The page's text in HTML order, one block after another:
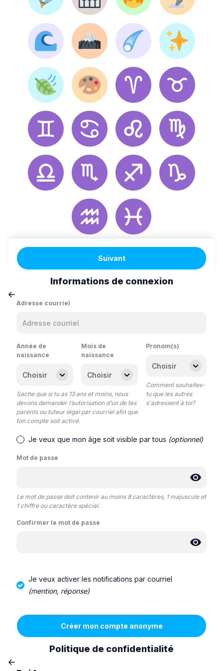
Suivant
Informations de connexion
Adresse courriel
Année de
naissance
Mois de
naissance
Sache que si tu as 13 ans et moins, nous
devons demander l’autorisation d’un de tes
parents ou tuteur légal par courriel afin que
ton compte soit activé.
Pronom(s)
Comment souhaites-
tu que les autres
s'adressent à toi?
Je veux que mon âge soit visible par tous (optionnel)
Mot de passe
Le mot de passe doit contenir au moins 8 caractères, 1 majuscule et
1 chiffre ou caractère spécial.
Confirmer le mot de passe
Je veux activer les notifications par courriel
(mention, réponse)
Politique de confidentialité